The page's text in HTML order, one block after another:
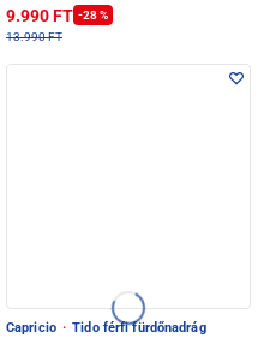
9.990 FT -28 %
13.990 FT
Capricio · Tido férfi fürdőnadrág